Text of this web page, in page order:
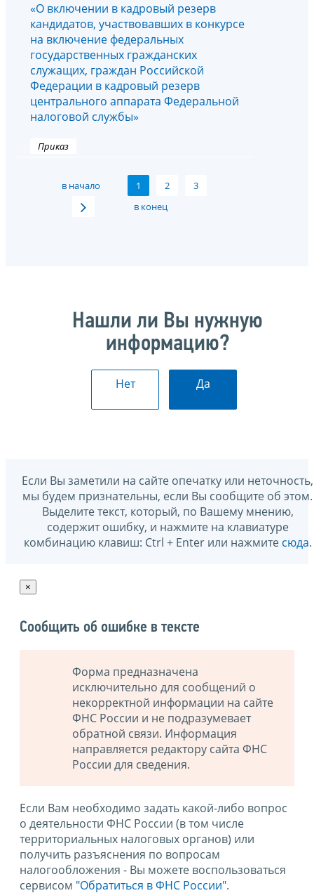
«О включении в кадровый резерв
кандидатов, участвовавших в конкурсе
на включение федеральных
государственных гражданских
служащих, граждан Российской
Федерации в кадровый резерв
центрального аппарата Федеральной
налоговой службы»
Приказ
в начало 1 2
3
в конец
Нашли ли Вы нужную
информацию?
Нет Да
Если Вы заметили на сайте опечатку или неточность,
мы будем признательны, если Вы сообщите об этом.
Выделите текст, который, по Вашему мнению,
содержит ошибку, и нажмите на клавиатуре
комбинацию клавиш: Ctrl + Enter или нажмите сюда.
×
Сообщить об ошибке в тексте
Форма предназначена
исключительно для сообщений о
некорректной информации на сайте
ФНС России и не подразумевает
обратной связи. Информация
направляется редактору сайта ФНС
России для сведения.
Если Вам необходимо задать какой-либо вопрос
о деятельности ФНС России (в том числе
территориальных налоговых органов) или
получить разъяснения по вопросам
налогообложения - Вы можете воспользоваться
сервисом "Обратиться в ФНС России".